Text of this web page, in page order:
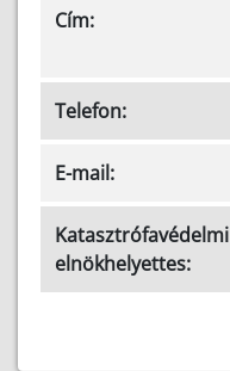
Cím:
Telefon:
E-mail:
Katasztrófavédelmi
elnökhelyettes: